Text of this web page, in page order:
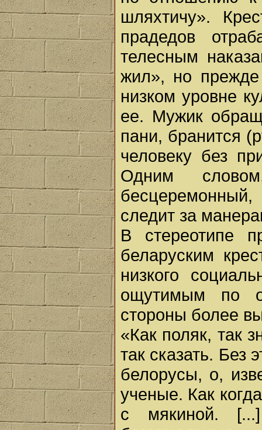
шляхтичу».
прадедов
телесным
жил», но
низком уровне
ее. Мужик
пани, бранится
человеку без
Одним
следит за
В стереотипе
беларуским
низкого
ощутимым по
стороны более
«Как поляк, так
так сказать. Без
белорусы, о,
ученые. Как
с мякиной.